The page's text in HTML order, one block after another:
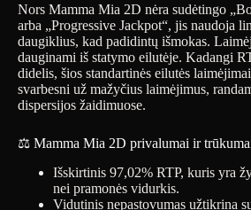
Nors Mamma Mia 2D nėra sudėtingo
arba „Progressive Jackpot“, jis naudoja
daugiklius, kad padidintų išmokas.
dauginami iš statymo eilutėje. Kadangi
didelis, šios standartinės eilutės
svarbesni už mažyčius laimėjimus,
dispersijos žaidimuose.
⚖️ Mamma Mia 2D privalumai ir
Išskirtinis 97,02% RTP, kuris yra
nei pramonės vidurkis.
Vidutinis nepastovumas užtikrina